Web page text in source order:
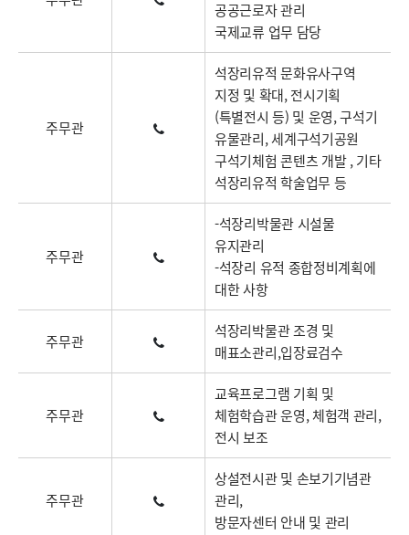
공공근로자 관리
국제교류 업무 담당
주무관
석장리유적 문화유사구역
지정 및 확대, 전시기획
(특별전시 등) 및 운영, 구석기
유물관리, 세계구석기공원
구석기체험 콘텐츠 개발 , 기타
석장리유적 학술업무 등
주무관
-석장리박물관 시설물
유지관리
-석장리 유적 종합정비계획에
대한 사항
주무관
석장리박물관 조경 및
매표소관리,입장료검수
주무관
교육프로그램 기획 및
체험학습관 운영, 체험객 관리,
전시 보조
주무관
상설전시관 및 손보기기념관
관리,
방문자센터 안내 및 관리